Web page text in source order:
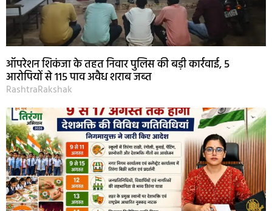
ऑपरेशन शिकंजा के तहत निवार पुलिस की बड़ी कार्रवाई, 5
आरोपियों से 115 पाव अवैध शराब जब्त
RashtraRakshak